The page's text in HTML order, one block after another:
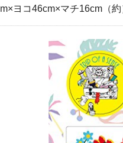
m×ヨコ46cm×マチ16cm（約